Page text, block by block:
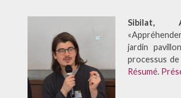
Sibilat,
jardin
processus de
Résumé.